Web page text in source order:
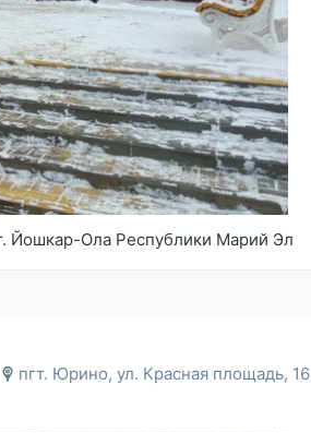
Йошкар-Ола Республики Марий Эл
пгт. Юрино, ул. Красная площадь, 16